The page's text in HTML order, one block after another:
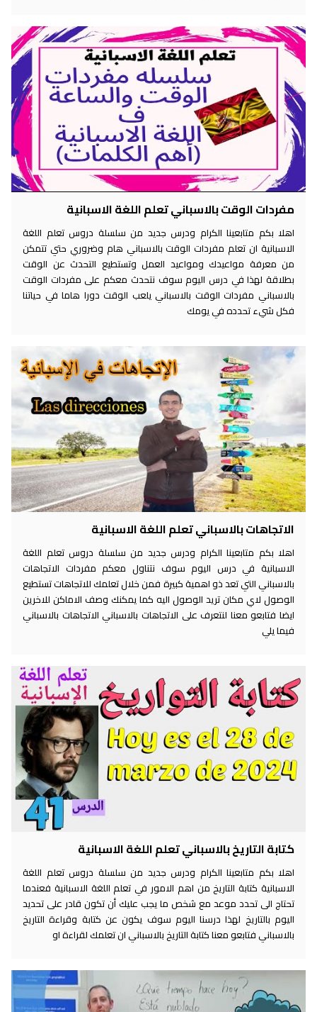
مفردات الوقت بالاسباني تعلم اللغة الاسبانية
اهلا بكم متابعينا الكرام ودرس جديد من سلسلة دروس تعلم اللغة
الاسبانية ان تعلم مفردات الوقت بالاسباني هام وضروري حتي تتمكن
من معرفة مواعيدك ومواعيد العمل وتستطيع التحدث عن الوقت
بطلاقة لهذا في درس اليوم سوف نتحدث معكم على مفردات الوقت
بالاسباني مفردات الوقت بالاسباني يلعب الوقت دورا هاما في حياتنا
فكل شيء تحدده في يومك
الاتجاهات بالاسباني تعلم اللغة الاسبانية
اهلا بكم متابعينا الكرام ودرس جديد من سلسلة دروس تعلم اللغة
الاسبانية في درس اليوم سوف نتناول معكم مفردات الاتجاهات
بالاسباني التي تعد ذو اهمية كبيرة فمن خلال تعلمك للاتجاهات تستطيع
الوصول لاي مكان تريد الوصول اليه كما يمكنك وصف الاماكن للاخرين
ايضا فتابعو معنا لنتعرف على الاتجاهات بالاسباني الاتجاهات بالاسباني
فيما يلي
كتابة التاريخ بالاسباني تعلم اللغة الاسبانية
اهلا بكم متابعينا الكرام ودرس جديد من سلسلة دروس تعلم اللغة
الاسبانية كتابة التاريخ من اهم الامور في تعلم اللغة الاسبانية فعندما
تحتاج الى تحدد موعد مع شخص ما يجب عليك أن تكون قادر على تحديد
اليوم بالتاريخ لهذا درسنا اليوم سوف يكون عن كتابة وقراءة التاريخ
بالاسباني فتابعو معنا كتابة التاريخ بالاسباني ان تعلمك لقراءة او